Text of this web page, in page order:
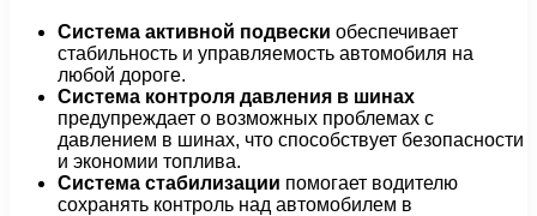
Система активной подвески обеспечивает
стабильность и управляемость автомобиля на
любой дороге.
Система контроля давления в шинах
предупреждает о возможных проблемах с
давлением в шинах, что способствует безопасности
и экономии топлива.
Система стабилизации помогает водителю
сохранять контроль над автомобилем в